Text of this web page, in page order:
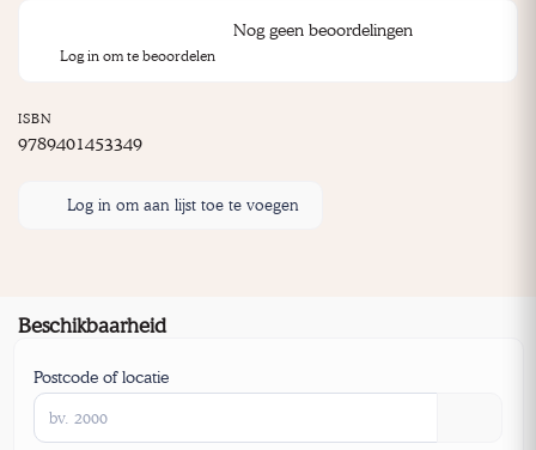
Nog geen beoordelingen
Log in om te beoordelen
ISBN
9789401453349
Log in om aan lijst toe te voegen
Beschikbaarheid
Postcode of locatie